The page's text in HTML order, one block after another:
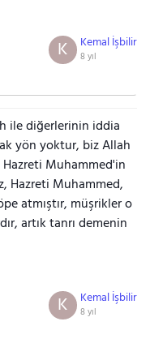
Kemal İşbilir
8 yıl
K
ile diğerlerinin iddia
yön yoktur, biz Allah
Muhammed'in
Hazreti Muhammed,
atmıştır, müşrikler o
artık tanrı demenin
Kemal İşbilir
8 yıl
K